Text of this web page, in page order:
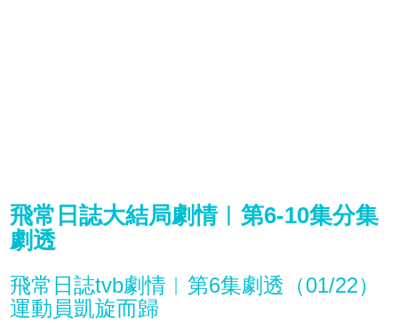
飛常日誌大結局劇情︱第6-10集分集
劇透
飛常日誌tvb劇情︱第6集劇透（01/22）
運動員凱旋而歸